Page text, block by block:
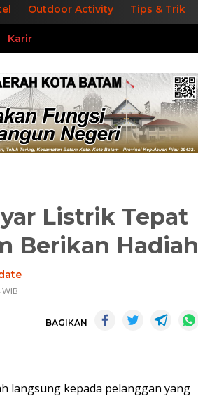
Outdoor Activity Tips & Trik
Karir
Listrik Tepat
Berikan Hadiah
BAGIKAN
langsung kepada pelanggan yang